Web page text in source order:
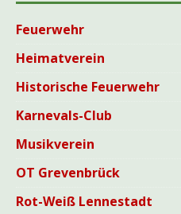
Feuerwehr
Heimatverein
Historische Feuerwehr
Karnevals-Club
Musikverein
OT Grevenbrück
Rot-Weiß Lennestadt